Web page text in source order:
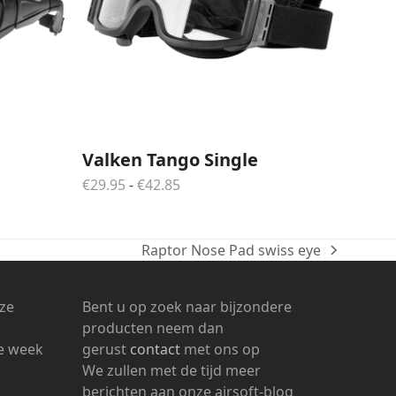
Valken Tango Single
€29.95 -€42.85
€42.85
next
Raptor Nose Pad swiss eye
week
Bent u op zoek naar bijzondere
producten neem dan
gerust contact met ons op
We zullen met de tijd meer
berichten aan onze airsoft-blog